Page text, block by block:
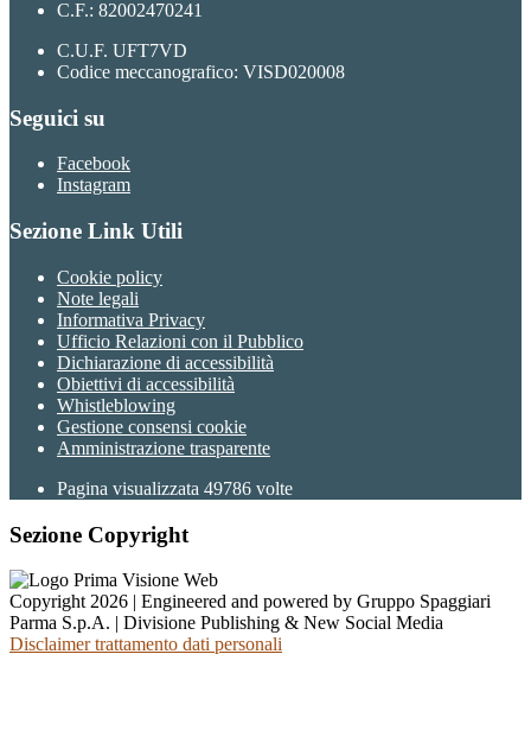
C.F.: 82002470241
C.U.F. UFT7VD
Codice meccanografico: VISD020008
Seguici su
Facebook
Instagram
Sezione Link Utili
Cookie policy
Note legali
Informativa Privacy
Ufficio Relazioni con il Pubblico
Dichiarazione di accessibilità
Obiettivi di accessibilità
Whistleblowing
Gestione consensi cookie
Amministrazione trasparente
Pagina visualizzata 49786 volte
Sezione Copyright
Copyright 2026 | Engineered and powered by Gruppo Spaggiari
Parma S.p.A. | Divisione Publishing & New Social Media
Disclaimer trattamento dati personali